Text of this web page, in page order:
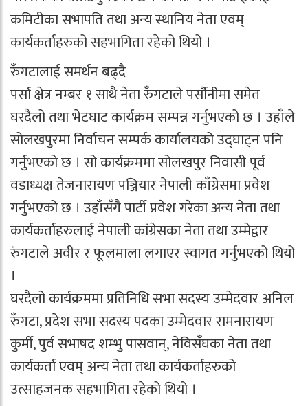
कमिटीका सभापति तथा अन्य स्थानिय नेता एवम्
कार्यकर्ताहरुको सहभागिता रहेको थियो ।
रुँगटालाई समर्थन बढ्दै
पर्सा क्षेत्र नम्बर १ साथै नेता रुँगटाले पर्सौनीमा समेत
घरदैलो तथा भेटघाट कार्यक्रम सम्पन्न गर्नुभएको छ । उहाँले
सोलखपुरमा निर्वाचन सम्पर्क कार्यालयको उद्घाट्न पनि
गर्नुभएको छ । सो कार्यक्रममा सोलखपुर निवासी पूर्व
वडाध्यक्ष तेजनारायण पञ्जियार नेपाली काँग्रेसमा प्रवेश
गर्नुभएको छ । उहाँसँगै पार्टी प्रवेश गरेका अन्य नेता तथा
कार्यकर्ताहरुलाई नेपाली कांग्रेसका नेता तथा उम्मेद्वार
रुंगटाले अवीर र फूलमाला लगाएर स्वागत गर्नुभएको थियो
।
घरदैलो कार्यक्रममा प्रतिनिधि सभा सदस्य उम्मेदवार अनिल
रुँगटा, प्रदेश सभा सदस्य पदका उम्मेदवार रामनारायण
कुर्मी, पुर्व सभाषद शम्भु पासवान्, नेविसँघका नेता तथा
कार्यकर्ता एवम् अन्य नेता तथा कार्यकर्ताहरुको
उत्साहजनक सहभागिता रहेको थियो ।